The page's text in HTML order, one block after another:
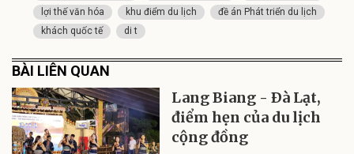
lợi thế văn hóa
khu điểm du lịch
đề án Phát triển du lịch
khách quốc tế
di t
BÀI LIÊN QUAN
Lang Biang - Ðà Lạt,
điểm hẹn của du lịch
cộng đồng